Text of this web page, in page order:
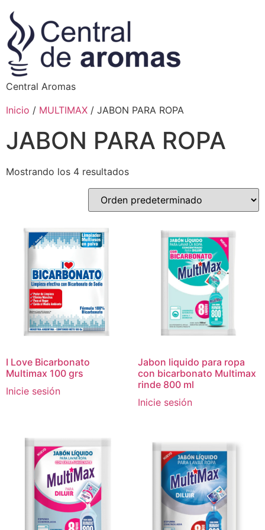
Central Aromas
Inicio / MULTIMAX / JABON PARA ROPA
JABON PARA ROPA
Mostrando los 4 resultados
I Love Bicarbonato
Multimax 100 grs
Inicie sesión
Jabon liquido para ropa
con bicarbonato Multimax
rinde 800 ml
Inicie sesión